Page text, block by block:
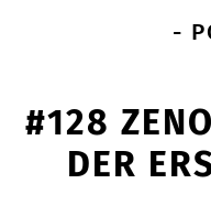
-
#128
DER